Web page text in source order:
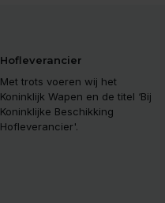
Hofleverancier
Met trots voeren wij het
Koninklijk Wapen en de titel ‘Bij
Koninklijke Beschikking
Hofleverancier'.